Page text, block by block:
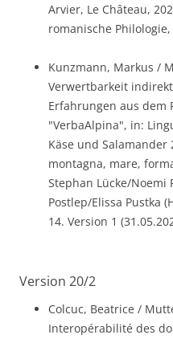
Arvier, Le Château,
romanische
Kunzmann, Markus /
Verwertbarkeit
Erfahrungen aus dem
"VerbaAlpina", in:
Käse und Salamander
montagna, mare,
Stephan Lücke/Noemi
Postlep/Elissa Pustka
14. Version 1
Version 20/2
Colcuc, Beatrice /
Interopérabilité des